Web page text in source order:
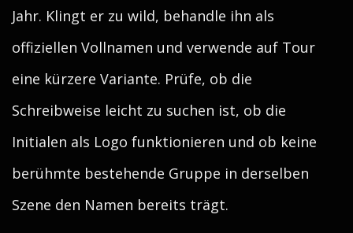
Jahr. Klingt er zu wild, behandle ihn als
offiziellen Vollnamen und verwende auf Tour
eine kürzere Variante. Prüfe, ob die
Schreibweise leicht zu suchen ist, ob die
Initialen als Logo funktionieren und ob keine
berühmte bestehende Gruppe in derselben
Szene den Namen bereits trägt.